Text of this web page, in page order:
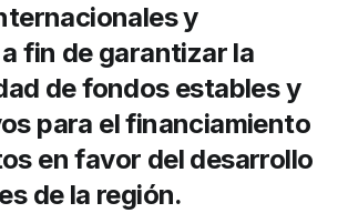
y
fin de garantizar la
de fondos estables y
para el financiamiento
en favor del desarrollo
de la región.